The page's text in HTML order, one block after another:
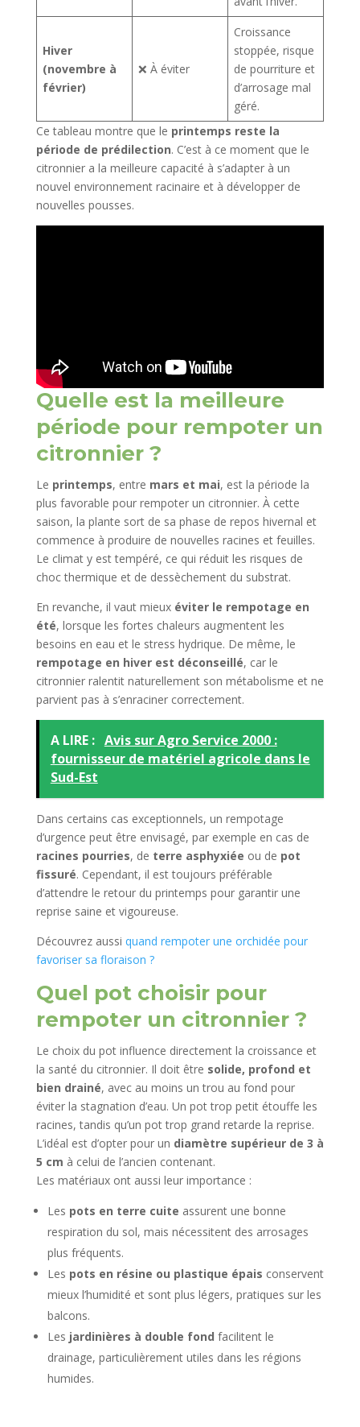
Hiver
(novembre à
février)
❌ À éviter
Croissance
stoppée, risque
de pourriture et
d’arrosage mal
géré.
Ce tableau montre que le printemps reste la
période de prédilection. C’est à ce moment que le
citronnier a la meilleure capacité à s’adapter à un
nouvel environnement racinaire et à développer de
nouvelles pousses.
Quelle est la meilleure
période pour rempoter un
citronnier ?
Le printemps, entre mars et mai, est la période la
plus favorable pour rempoter un citronnier. À cette
saison, la plante sort de sa phase de repos hivernal et
commence à produire de nouvelles racines et feuilles.
Le climat y est tempéré, ce qui réduit les risques de
choc thermique et de dessèchement du substrat.
En revanche, il vaut mieux éviter le rempotage en
été, lorsque les fortes chaleurs augmentent les
besoins en eau et le stress hydrique. De même, le
rempotage en hiver est déconseillé, car le
citronnier ralentit naturellement son métabolisme et ne
parvient pas à s’enraciner correctement.
A LIRE : Avis sur Agro Service 2000 :
fournisseur de matériel agricole dans le
Sud-Est
Dans certains cas exceptionnels, un rempotage
d’urgence peut être envisagé, par exemple en cas de
racines pourries, de terre asphyxiée ou de pot
fissuré. Cependant, il est toujours préférable
d’attendre le retour du printemps pour garantir une
reprise saine et vigoureuse.
Découvrez aussi quand rempoter une orchidée pour
favoriser sa floraison ?
Quel pot choisir pour
rempoter un citronnier ?
Le choix du pot influence directement la croissance et
la santé du citronnier. Il doit être solide, profond et
bien drainé, avec au moins un trou au fond pour
éviter la stagnation d’eau. Un pot trop petit étouffe les
racines, tandis qu’un pot trop grand retarde la reprise.
L’idéal est d’opter pour un diamètre supérieur de 3 à
5 cm à celui de l’ancien contenant.
Les matériaux ont aussi leur importance :
Les pots en terre cuite assurent une bonne
respiration du sol, mais nécessitent des arrosages
plus fréquents.
Les pots en résine ou plastique épais conservent
mieux l’humidité et sont plus légers, pratiques sur les
balcons.
Les jardinières à double fond facilitent le
drainage, particulièrement utiles dans les régions
humides.